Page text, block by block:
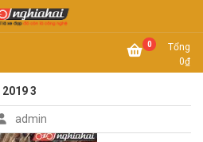
Hải 0
Tổng
0₫
3
admin